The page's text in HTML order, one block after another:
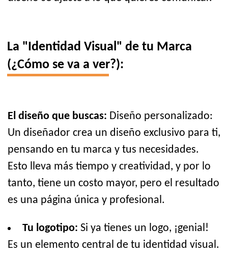
La "Identidad Visual" de tu Marca
(¿Cómo se va a ver?):
El diseño que buscas: Diseño personalizado:
Un diseñador crea un diseño exclusivo para ti,
pensando en tu marca y tus necesidades.
Esto lleva más tiempo y creatividad, y por lo
tanto, tiene un costo mayor, pero el resultado
es una página única y profesional.
Tu logotipo: Si ya tienes un logo, ¡genial!
Es un elemento central de tu identidad visual.